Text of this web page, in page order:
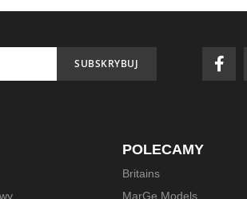
SUBSKRYBUJ
POLECAMY
Britains
MarGe Models